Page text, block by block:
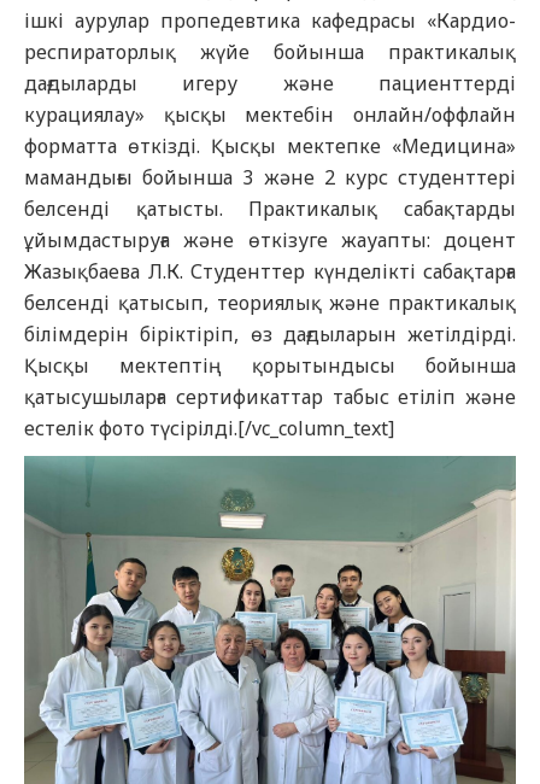
ішкі аурулар пропедевтика кафедрасы «Кардио-
респираторлық жүйе бойынша практикалық
дағдыларды игеру және пациенттерді
курациялау» қысқы мектебін онлайн/оффлайн
форматта өткізді. Қысқы мектепке «Медицина»
мамандығы бойынша 3 және 2 курс студенттері
белсенді қатысты. Практикалық сабақтарды
ұйымдастыруға және өткізуге жауапты: доцент
Жазықбаева Л.К. Студенттер күнделікті сабақтарға
белсенді қатысып, теориялық және практикалық
білімдерін біріктіріп, өз дағдыларын жетілдірді.
Қысқы мектептің қорытындысы бойынша
қатысушыларға сертификаттар табыс етіліп және
естелік фото түсірілді.[/vc_column_text]